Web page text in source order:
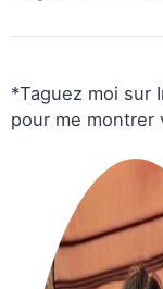
*Taguez moi sur
pour me montrer